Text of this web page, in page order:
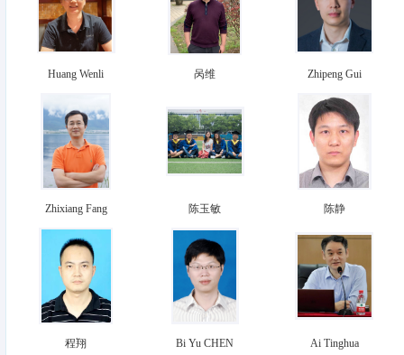
Huang Wenli 呙维 Zhipeng Gui
Zhixiang Fang 陈玉敏 陈静
程翔 Bi Yu CHEN Ai Tinghua